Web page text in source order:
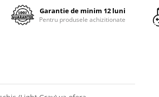
Garantie de minim 12 luni
Pentru produsele achizitionate